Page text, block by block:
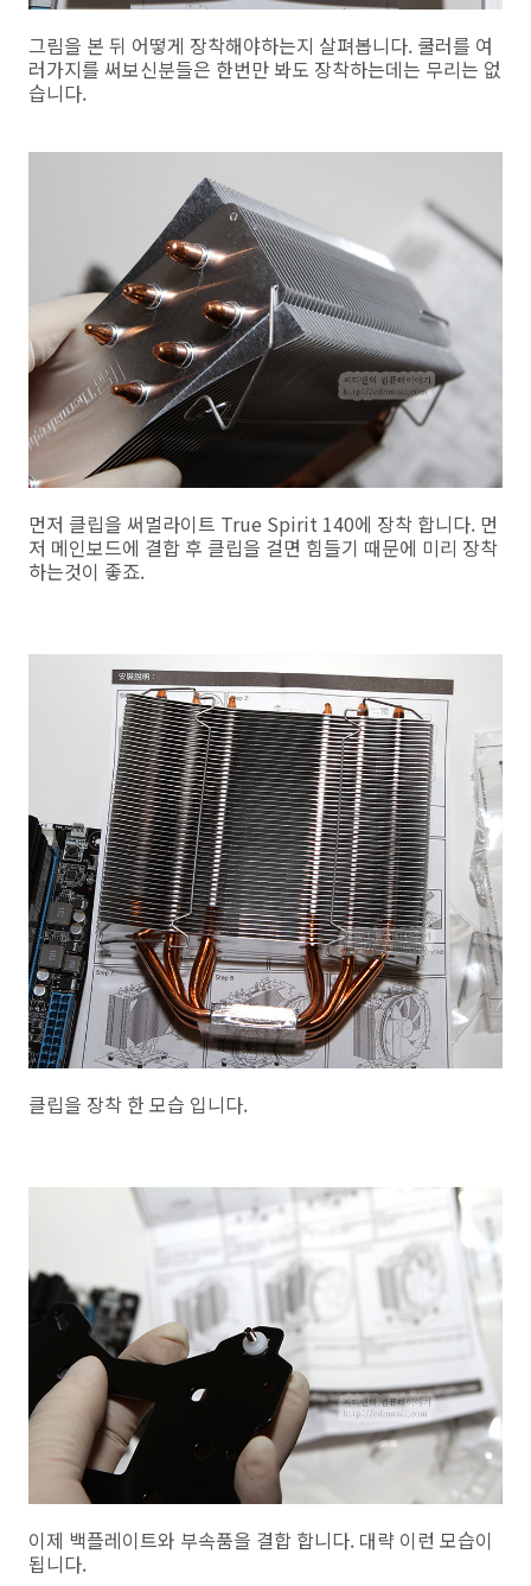
그림을 본 뒤 어떻게 장착해야하는지 살펴봅니다. 쿨러를 여
러가지를 써보신분들은 한번만 봐도 장착하는데는 무리는 없
습니다.
먼저 클립을 써멀라이트 True Spirit 140에 장착 합니다. 먼
저 메인보드에 결합 후 클립을 걸면 힘들기 때문에 미리 장착
하는것이 좋죠.
클립을 장착 한 모습 입니다.
이제 백플레이트와 부속품을 결합 합니다. 대략 이런 모습이
됩니다.